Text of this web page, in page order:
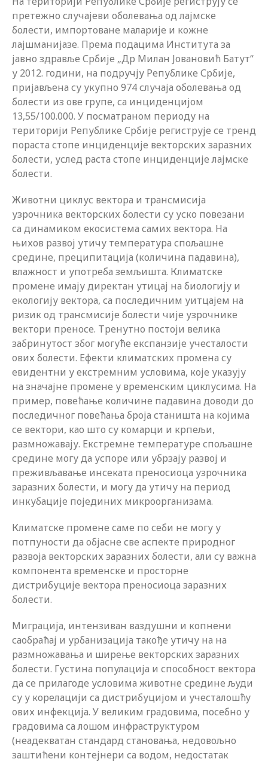
претежно случајеви оболевања од лајмске
болести, импортоване маларије и кожне
лајшманијазе. Према подацима Института за
јавно здравље Србије „Др Милан Јовановић Батут“
у 2012. години, на подручју Републике Србије,
пријављена су укупно 974 случаја оболевања од
болести из ове групе, са инциденцијом
13,55/100.000. У посматраном периоду на
територији Републике Србије региструје се тренд
пораста стопе инциденције векторских заразних
болести, услед раста стопе инциденције лајмске
болести.
Животни циклус вектора и трансмисија
узрочника векторских болести су уско повезани
са динамиком екосистема самих вектора. На
њихов развој утичу температура спољашне
средине, преципитација (количина падавина),
влажност и употреба земљишта. Климатске
промене имају директан утицај на биологију и
екологију вектора, са последичним уитцајем на
ризик од трансмисије болести чије узрочнике
вектори преносе. Тренутно постоји велика
забринутост због могуће експанзије учесталости
ових болести. Ефекти климатских промена су
евидентни у екстремним условима, које указују
на значајне промене у временским циклусима. На
пример, повећање количине падавина доводи до
последичног повећања броја станишта на којима
се вектори, као што су комарци и крпељи,
размножавају. Екстремне температуре спољашне
средине могу да успоре или убрзају развој и
преживљавање инсеката преносиоца узрочника
заразних болести, и могу да утичу на период
инкубације појединих микроорганизама.
Климатске промене саме по себи не могу у
потпуности да објасне све аспекте природног
развоја векторских заразних болести, али су важна
компонента временске и просторне
дистрибуције вектора преносиоца заразних
болести.
Миграција, интензиван ваздушни и копнени
саобраћај и урбанизација такође утичу на на
размножавања и ширење векторских заразних
болести. Густина популација и способност вектора
да се прилагоде условима животне средине људи
су у корелацији са дистрибуцијом и учесталошћу
ових инфекција. У великим градовима, посебно у
градовима са лошом инфраструктуром
(неадекватан стандард становања, недовољно
заштићени контејнери са водом, недостатак